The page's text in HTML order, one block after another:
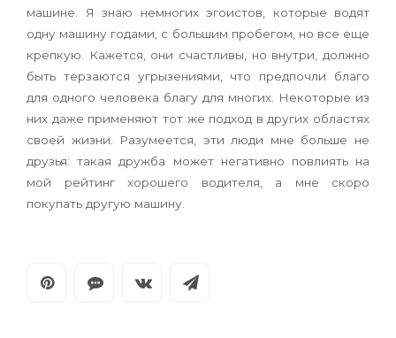
машине. Я знаю немногих эгоистов, которые водят
одну машину годами, с большим пробегом, но все еще
крепкую. Кажется, они счастливы, но внутри, должно
быть терзаются угрызениями, что предпочли благо
для одного человека благу для многих. Некоторые из
них даже применяют тот же подход в других областях
своей жизни. Разумеется, эти люди мне больше не
друзья: такая дружба может негативно повлиять на
мой рейтинг хорошего водителя, а мне скоро
покупать другую машину.